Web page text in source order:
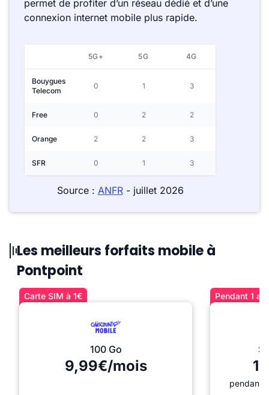
permet de profiter d’un réseau dédié et d’une
connexion internet mobile plus rapide.
5G+ 5G 4G
Bouygues
Telecom
0 1 3
Free 0 2 2
Orange 2 2 3
SFR 0 1 3
Source : ANFR- juillet 2026
Les meilleurs forfaits mobile à
Pontpoint
Carte SIM à 1€
100 Go
9,99€/mois
Pendant 1
pendant